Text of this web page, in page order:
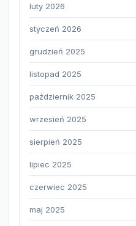
luty 2026
styczeń 2026
grudzień 2025
listopad 2025
październik 2025
wrzesień 2025
sierpień 2025
lipiec 2025
czerwiec 2025
maj 2025